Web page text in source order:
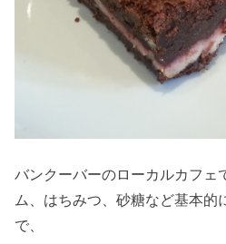
バンクーバーのローカルカフェ
ム、はちみつ、砂糖など基本的
で、